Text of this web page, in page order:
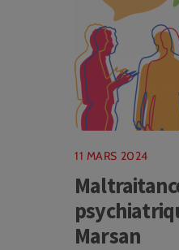
11 MARS 2024
Marsan